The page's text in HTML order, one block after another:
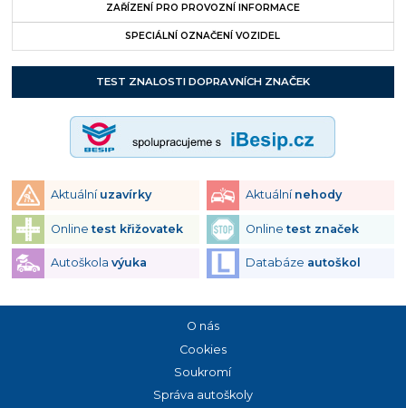
ZAŘÍZENÍ PRO PROVOZNÍ INFORMACE
SPECIÁLNÍ OZNAČENÍ VOZIDEL
TEST ZNALOSTI DOPRAVNÍCH ZNAČEK
Aktuální uzavírky Aktuální nehody
Onlinetest křižovatek Onlinetest značek
Autoškola výuka Databáze autoškol
O nás
Cookies
Soukromí
Správa autoškoly